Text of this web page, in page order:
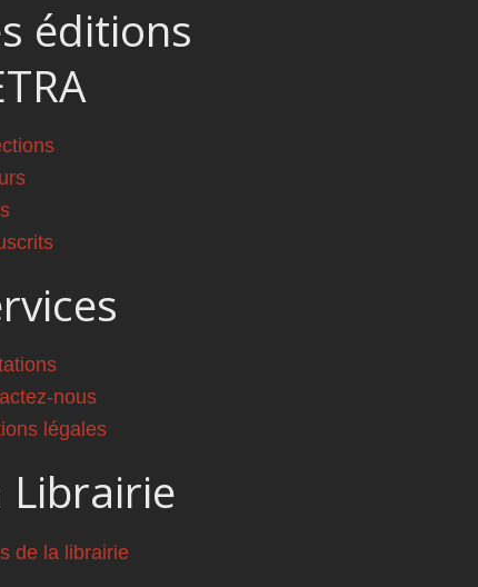
éditions
nous
légales
Librairie
de la librairie